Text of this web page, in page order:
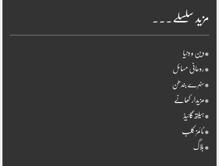
مزید سلسلے۔۔۔
*دین و دنیا
*روحانی مسائل
*سنہرے بندھن
*مزیدار کھانے
*ہیلتھ گائیڈ
*ٹائمز کلب
*بلاگ